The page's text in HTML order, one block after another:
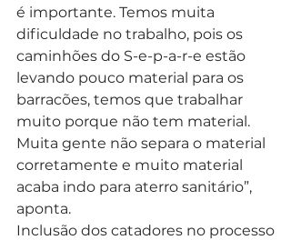
é importante. Temos muita
dificuldade no trabalho, pois os
caminhões do S-e-p-a-r-e estão
levando pouco material para os
barracões, temos que trabalhar
muito porque não tem material.
Muita gente não separa o material
corretamente e muito material
acaba indo para aterro sanitário”,
aponta.
Inclusão dos catadores no processo